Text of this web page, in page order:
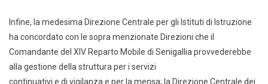
Infine, la medesima Direzione Centrale per gli Istituti di Istruzione
ha concordato con le sopra menzionate Direzioni che il
Comandante del XIV Reparto Mobile di Senigallia provvederebbe
alla gestione della struttura per i servizi
continuativi e di vigilanza e per la mensa; la Direzione Centrale dei